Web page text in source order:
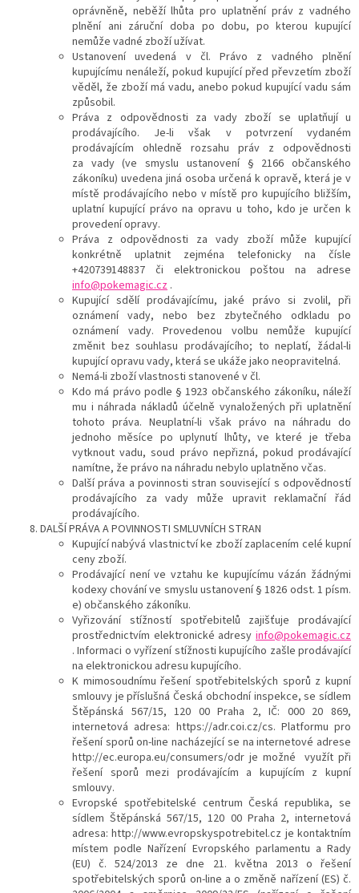
oprávněně, neběží lhůta pro uplatnění práv z vadného
plnění ani záruční doba po dobu, po kterou kupující
nemůže vadné zboží užívat.
Ustanovení uvedená v čl.Právo z vadného plnění
kupujícímu nenáleží, pokud kupující před převzetím zboží
věděl, že zboží má vadu, anebo pokud kupující vadu sám
způsobil.
Práva z odpovědnosti za vady zboží se uplatňují u
prodávajícího. Je-li však v potvrzení vydaném
prodávajícím ohledně rozsahu práv z odpovědnosti
za vady (ve smyslu ustanovení § 2166 občanského
zákoníku) uvedena jiná osoba určená k opravě, která je v
místě prodávajícího nebo v místě pro kupujícího bližším,
uplatní kupující právo na opravu u toho, kdo je určen k
provedení opravy.
Práva z odpovědnosti za vady zboží může kupující
konkrétně uplatnit zejména telefonicky na čísle
+420739148837 či elektronickou poštou na adrese
info@pokemagic.cz .
Kupující sdělí prodávajícímu, jaké právo si zvolil, při
oznámení vady, nebo bez zbytečného odkladu po
oznámení vady. Provedenou volbu nemůže kupující
změnit bez souhlasu prodávajícího; to neplatí, žádal-li
kupující opravu vady, která se ukáže jako neopravitelná.
Nemá-li zboží vlastnosti stanovené v čl.
Kdo má právo podle § 1923 občanského zákoníku, náleží
mu i náhrada nákladů účelně vynaložených při uplatnění
tohoto práva. Neuplatní-li však právo na náhradu do
jednoho měsíce po uplynutí lhůty, ve které je třeba
vytknout vadu, soud právo nepřizná, pokud prodávající
namítne, že právo na náhradu nebylo uplatněno včas.
Další práva a povinnosti stran související s odpovědností
prodávajícího za vady může upravit reklamační řád
prodávajícího.
DALŠÍ PRÁVA A POVINNOSTI SMLUVNÍCH STRAN
Kupující nabývá vlastnictví ke zboží zaplacením celé kupní
ceny zboží.
Prodávající není ve vztahu ke kupujícímu vázán žádnými
kodexy chování ve smyslu ustanovení § 1826 odst. 1 písm.
e) občanského zákoníku.
Vyřizování stížností spotřebitelů zajišťuje prodávající
prostřednictvím elektronické adresy info@pokemagic.cz
. Informaci o vyřízení stížnosti kupujícího zašle prodávající
na elektronickou adresu kupujícího.
K mimosoudnímu řešení spotřebitelských sporů z kupní
smlouvy je příslušná Česká obchodní inspekce, se sídlem
Štěpánská 567/15, 120 00 Praha 2, IČ: 000 20 869,
internetová adresa: https://adr.coi.cz/cs. Platformu pro
řešení sporů on-line nacházející se na internetové adrese
http://ec.europa.eu/consumers/odr je možné
využít při
řešení sporů mezi prodávajícím a kupujícím z kupní
smlouvy.
Evropské spotřebitelské centrum Česká republika, se
sídlem Štěpánská 567/15, 120 00 Praha 2, internetová
adresa: http://www.evropskyspotrebitel.cz je kontaktním
místem podle Nařízení Evropského parlamentu a Rady
(EU) č. 524/2013 ze dne 21. května 2013 o řešení
spotřebitelských sporů on-line a o změně nařízení (ES) č.